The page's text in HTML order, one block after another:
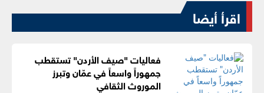
اقرأ أيضا
فعاليات "صيف الأردن" تستقطب
جمهوراً واسعاً في عمّان وتبرز
الموروث الثقافي